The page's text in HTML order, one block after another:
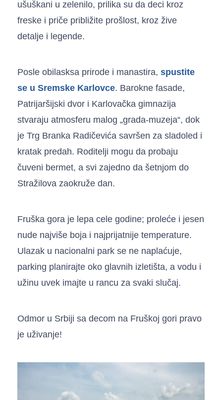
ušuškani u zelenilo, prilika su da deci kroz
freske i priče približite prošlost, kroz žive
detalje i legende.
Posle obilasksa prirode i manastira, spustite
se u Sremske Karlovce. Barokne fasade,
Patrijaršijski dvor i Karlovačka gimnazija
stvaraju atmosferu malog „grada-muzeja“, dok
je Trg Branka Radičevića savršen za sladoled i
kratak predah. Roditelji mogu da probaju
čuveni bermet, a svi zajedno da šetnjom do
Stražilova zaokruže dan.
Fruška gora je lepa cele godine; proleće i jesen
nude najviše boja i najprijatnije temperature.
Ulazak u nacionalni park se ne naplaćuje,
parking planirajte oko glavnih izletišta, a vodu i
užinu uvek imajte u rancu za svaki slučaj.
Odmor u Srbiji sa decom na Fruškoj gori pravo
je uživanje!